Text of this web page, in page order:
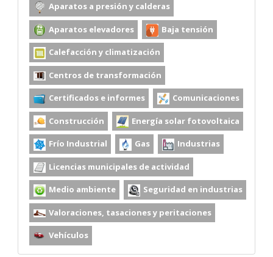
Aparatos a presión y calderas
Aparatos elevadores Baja tensión
Calefacción y climatización
Centros de transformación
Certificados e informes Comunicaciones
Construcción Energía solar fotovoltaica
Frío Industrial Gas Industrias
Licencias municipales de actividad
Medio ambiente Seguridad en industrias
Valoraciones, tasaciones y peritaciones
Vehículos